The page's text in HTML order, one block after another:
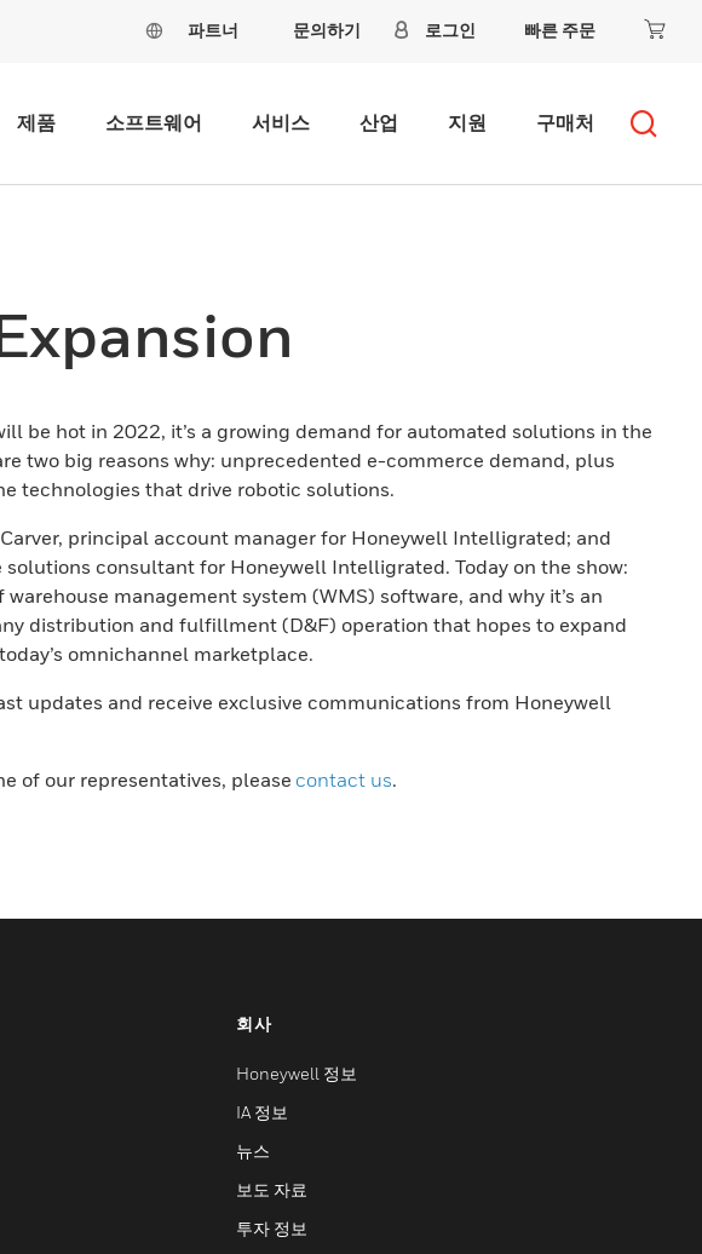
파트너 문의하기 로그인 빠른 주문
제품 소프트웨어 서비스 산업 지원 구매처
be hot in 2022, it’s a growing demand for automated solutions in the
two big reasons why: unprecedented e-commerce demand, plus
technologies that drive robotic solutions.
principal account manager for Honeywell Intelligrated; and
solutions consultant for Honeywell Intelligrated. Today on the show:
warehouse management system (WMS) software, and why it’s an
distribution and fulfillment (D&F) operation that hopes to expand
omnichannel marketplace.
updates and receive exclusive communications from Honeywell
of our representatives, please contact us.
회사
Honeywell 정보
IA 정보
뉴스
보도 자료
투자 정보